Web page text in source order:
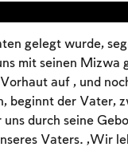
gelegt wurde,
mit seinen Mizwa
auf , und
der Vater,
durch seine
Vaters. „Wir